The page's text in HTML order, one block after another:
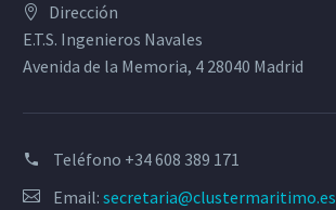
Dirección
E.T.S. Ingenieros Navales
Avenida de la Memoria, 4 28040 Madrid
Teléfono +34 608 389 171
Email: secretaria@clustermaritimo.es